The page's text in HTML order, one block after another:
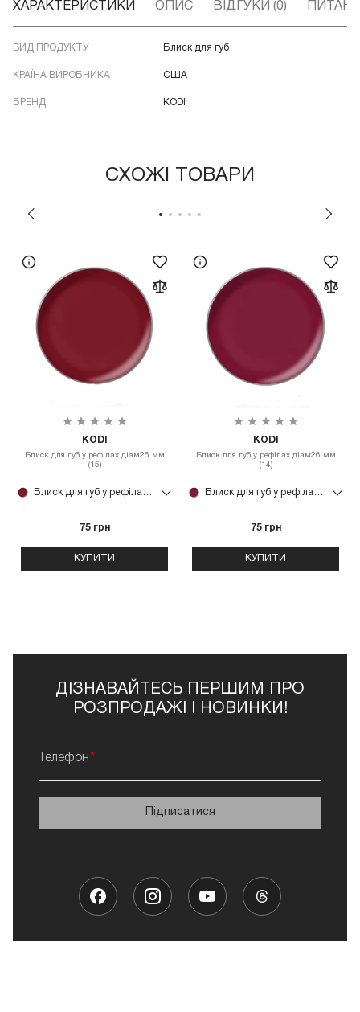
ХАРАКТЕРИСТИКИ ОПИС ВІДГУКИ (0)
ВИД ПРОДУКТУ Блиск для губ
КРАЇНА ВИРОБНИКА США
БРЕНД KODI
СХОЖІ ТОВАРИ
KODI
Блиск для губ у рефілах діам26 мм
(15)
Блиск для губ у рефілах діам26 мм (15)
75 грн
КУПИТИ
KODI
Блиск для губ у рефілах діам26 мм
(14)
Блиск для губ у рефілах діам26 мм (14)
75 грн
КУПИТИ
ДІЗНАВАЙТЕСЬ ПЕРШИМ ПРО
РОЗПРОДАЖІ І НОВИНКИ!
Телефон
Підписатися